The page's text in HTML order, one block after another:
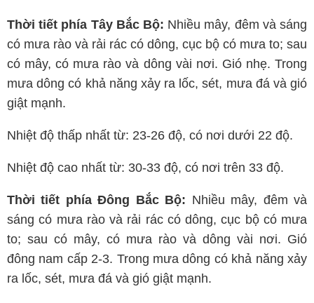
Thời tiết phía Tây Bắc Bộ: Nhiều mây, đêm và sáng
có mưa rào và rải rác có dông, cục bộ có mưa to; sau
có mây, có mưa rào và dông vài nơi. Gió nhẹ. Trong
mưa dông có khả năng xảy ra lốc, sét, mưa đá và gió
giật mạnh.
Nhiệt độ thấp nhất từ: 23-26 độ, có nơi dưới 22 độ.
Nhiệt độ cao nhất từ: 30-33 độ, có nơi trên 33 độ.
Thời tiết phía Đông Bắc Bộ: Nhiều mây, đêm và
sáng có mưa rào và rải rác có dông, cục bộ có mưa
to; sau có mây, có mưa rào và dông vài nơi. Gió
đông nam cấp 2-3. Trong mưa dông có khả năng xảy
ra lốc, sét, mưa đá và gió giật mạnh.